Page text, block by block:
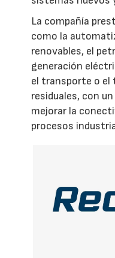
La compañía
como la
renovables, el
generación
el transporte o el
residuales, con
mejorar la
procesos